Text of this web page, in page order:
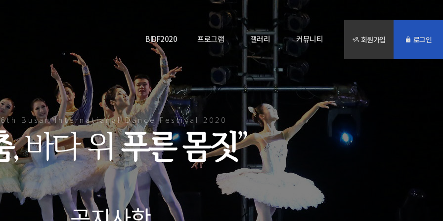
BIDF2020 프로그램 갤러리 커뮤니티 회원가입 로그인
Busan Internatianal Dance Festival 2020
, 바다 위푸른 몸짓”